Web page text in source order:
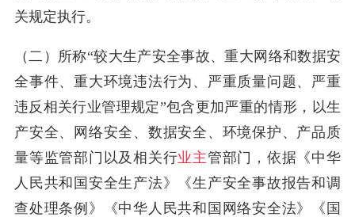
关规定执行。
（二）所称“较大生产安全事故、重大网络和数据安
全事件、重大环境违法行为、严重质量问题、严重
违反相关行业管理规定”包含更加严重的情形，以生
产安全、网络安全、数据安全、环境保护、产品质
量等监管部门以及相关行业主管部门，依据《中华
人民共和国安全生产法》《生产安全事故报告和调
查处理条例》《中华人民共和国网络安全法》《国